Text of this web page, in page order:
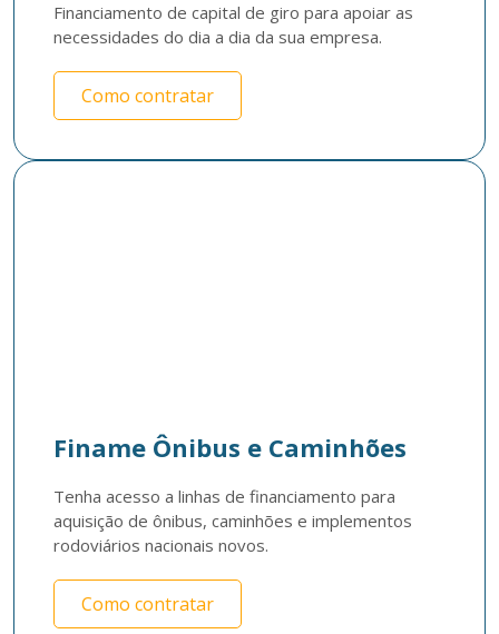
Financiamento de capital de giro para apoiar as
necessidades do dia a dia da sua empresa.
Como contratar
Finame Ônibus e Caminhões
Tenha acesso a linhas de financiamento para
aquisição de ônibus, caminhões e implementos
rodoviários nacionais novos.
Como contratar